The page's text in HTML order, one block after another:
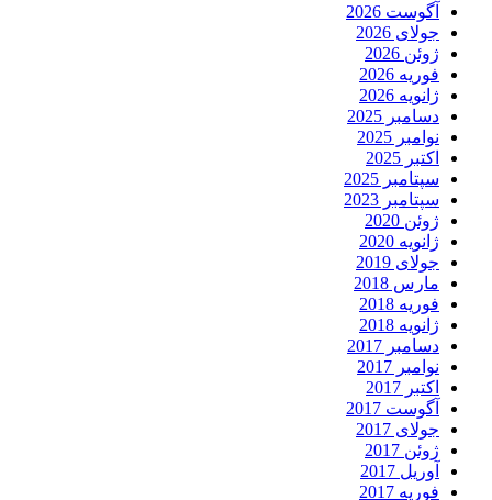
آگوست 2026
جولای 2026
ژوئن 2026
فوریه 2026
ژانویه 2026
دسامبر 2025
نوامبر 2025
اکتبر 2025
سپتامبر 2025
سپتامبر 2023
ژوئن 2020
ژانویه 2020
جولای 2019
مارس 2018
فوریه 2018
ژانویه 2018
دسامبر 2017
نوامبر 2017
اکتبر 2017
آگوست 2017
جولای 2017
ژوئن 2017
آوریل 2017
فوریه 2017